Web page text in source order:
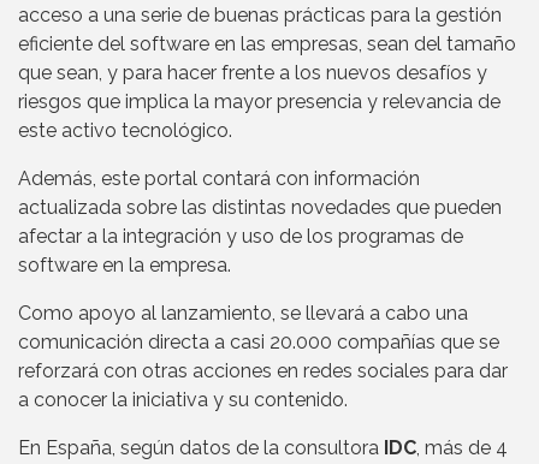
acceso a una serie de buenas prácticas para la gestión
eficiente del software en las empresas, sean del tamaño
que sean, y para hacer frente a los nuevos desafíos y
riesgos que implica la mayor presencia y relevancia de
este activo tecnológico.
Además, este portal contará con información
actualizada sobre las distintas novedades que pueden
afectar a la integración y uso de los programas de
software en la empresa.
Como apoyo al lanzamiento, se llevará a cabo una
comunicación directa a casi 20.000 compañías que se
reforzará con otras acciones en redes sociales para dar
a conocer la iniciativa y su contenido.
En España, según datos de la consultora IDC, más de 4